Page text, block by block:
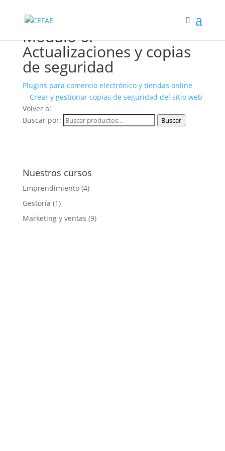
Módulo 6:
Actualizaciones y copias
de seguridad
Plugins para comercio electrónico y tiendas online
Crear y gestionar copias de seguridad del sitio web
Volver a:
Buscar por:
Buscar
Nuestros cursos
Emprendimiento (4)
Gestoría (1)
Marketing y ventas (9)